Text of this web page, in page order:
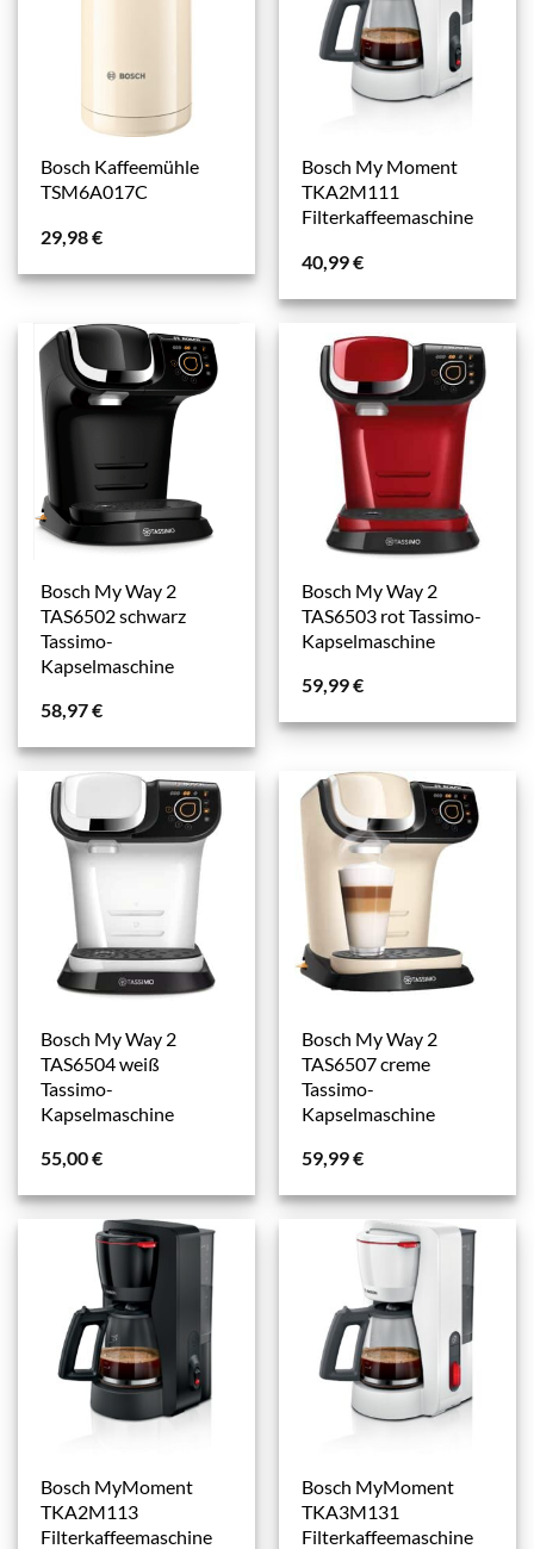
Bosch Kaffeemühle
TSM6A017C
29,98€
Bosch My Moment
TKA2M111
Filterkaffeemaschine
40,99€
Bosch My Way 2
TAS6502 schwarz
Tassimo-
Kapselmaschine
58,97€
Bosch My Way 2
TAS6503 rot Tassimo-
Kapselmaschine
59,99€
Bosch My Way 2
TAS6504 weiß
Tassimo-
Kapselmaschine
55,00€
Bosch My Way 2
TAS6507 creme
Tassimo-
Kapselmaschine
59,99€
Bosch MyMoment
TKA2M113
Filterkaffeemaschine
Bosch MyMoment
TKA3M131
Filterkaffeemaschine